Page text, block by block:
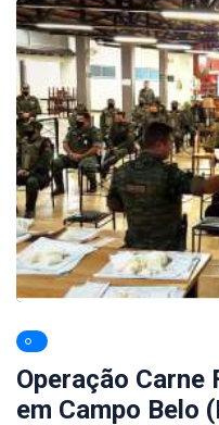
Operação
em Campo Belo